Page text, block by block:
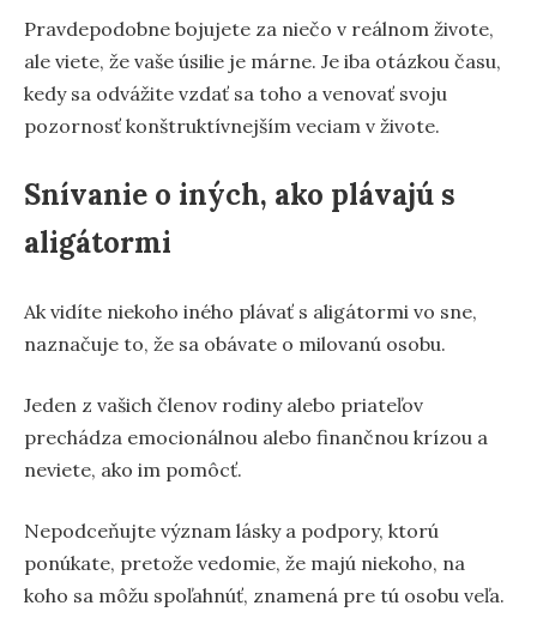
Pravdepodobne bojujete za niečo v reálnom živote,
ale viete, že vaše úsilie je márne. Je iba otázkou času,
kedy sa odvážite vzdať sa toho a venovať svoju
pozornosť konštruktívnejším veciam v živote.
Snívanie o iných, ako plávajú s
aligátormi
Ak vidíte niekoho iného plávať s aligátormi vo sne,
naznačuje to, že sa obávate o milovanú osobu.
Jeden z vašich členov rodiny alebo priateľov
prechádza emocionálnou alebo finančnou krízou a
neviete, ako im pomôcť.
Nepodceňujte význam lásky a podpory, ktorú
ponúkate, pretože vedomie, že majú niekoho, na
koho sa môžu spoľahnúť, znamená pre tú osobu veľa.